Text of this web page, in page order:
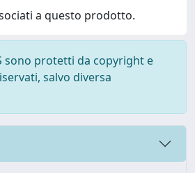
a questo prodotto.
sono protetti da copyright e
salvo diversa